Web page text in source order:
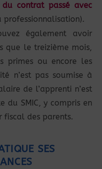
contrat passé avec
professionnalisation).
également avoir
que le treizième mois,
primes ou encore les
n’est pas soumise à
de l’apprenti n’est
du SMIC, y compris en
fiscal des parents.
SES